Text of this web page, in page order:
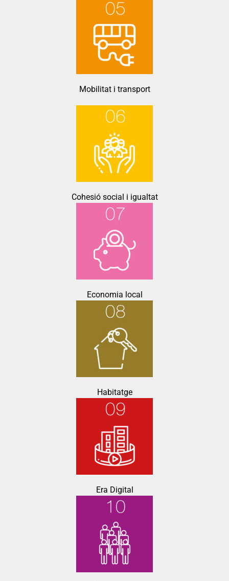
Mobilitat i transport
Cohesió social i igualtat
Economia local
Habitatge
Era Digital